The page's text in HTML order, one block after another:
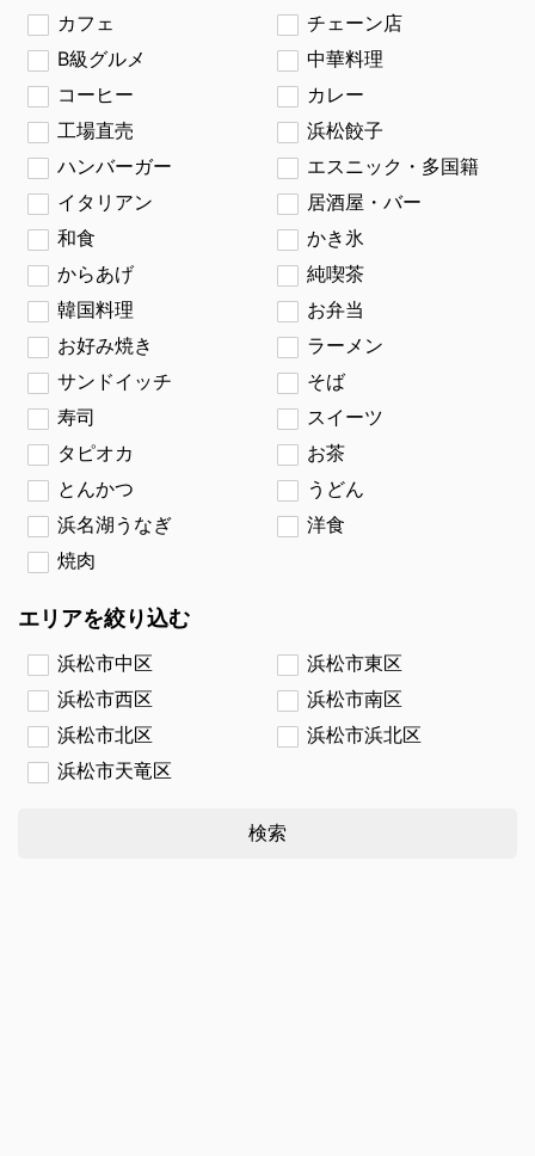
カフェ
チェーン店
B級グルメ
中華料理
コーヒー
カレー
工場直売
浜松餃子
ハンバーガー
エスニック・多国籍
イタリアン
居酒屋・バー
和食
かき氷
からあげ
純喫茶
韓国料理
お弁当
お好み焼き
ラーメン
サンドイッチ
そば
寿司
スイーツ
タピオカ
お茶
とんかつ
うどん
浜名湖うなぎ
洋食
焼肉
エリアを絞り込む
浜松市中区
浜松市東区
浜松市西区
浜松市南区
浜松市北区
浜松市浜北区
浜松市天竜区
検索